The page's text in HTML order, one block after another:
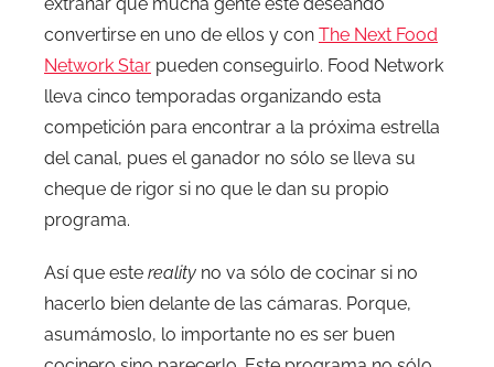
convertirse en uno de ellos y con The Next Food
Network Star pueden conseguirlo. Food Network
lleva cinco temporadas organizando esta
competición para encontrar a la próxima estrella
del canal, pues el ganador no sólo se lleva su
cheque de rigor si no que le dan su propio
programa.
Así que este reality no va sólo de cocinar si no
hacerlo bien delante de las cámaras. Porque,
asumámoslo, lo importante no es ser buen